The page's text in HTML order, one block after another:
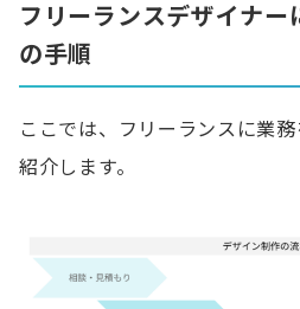
フリーランスデザイナー
の手順
ここでは、フリーランスに業
紹介します。